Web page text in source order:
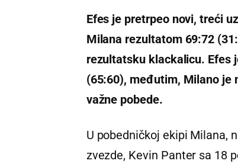
Efes je pretrpeo novi, treći
Milana rezultatom 69:72
rezultatsku klackalicu. Efes
(65:60), međutim, Milano je
važne pobede.
U pobedničkoj ekipi Milana,
zvezde, Kevin Panter sa 18